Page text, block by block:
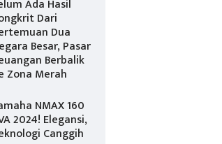
Ada Hasil
Dari
Dua
Besar, Pasar
Berbalik
Zona Merah
NMAX 160
2024! Elegansi,
Canggih